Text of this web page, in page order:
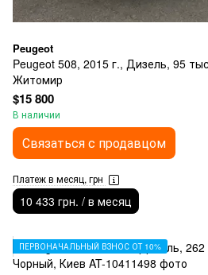
Peugeot
Peugeot 508, 2015 г., Дизель, 95
Житомир
$15 800
В наличии
Связаться с продавцом
Платеж в месяц, грн
10 433 грн. / в месяц
ПЕРВОНАЧАЛЬНЫЙ ВЗНОС ОТ 10%